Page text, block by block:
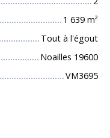
1 639 m²
Tout à l'égout
Noailles 19600
VM3695